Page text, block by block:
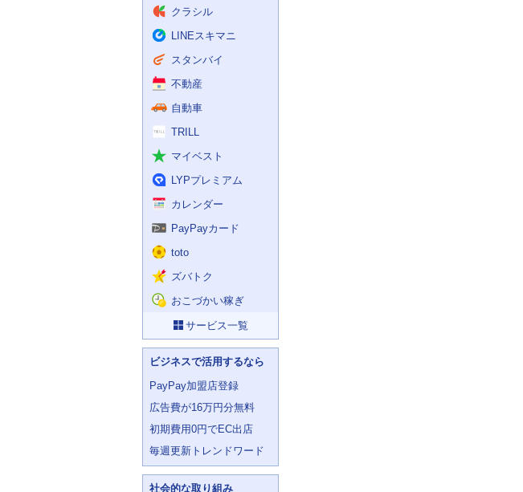
クラシル
LINEスキマニ
スタンバイ
不動産
自動車
TRILL
マイベスト
LYPプレミアム
カレンダー
PayPayカード
toto
ズバトク
おこづかい稼ぎ
サービス一覧
ビジネスで活用するなら
PayPay加盟店登録
広告費が16万円分無料
初期費用0円でEC出店
毎週更新トレンドワード
社会的な取り組み